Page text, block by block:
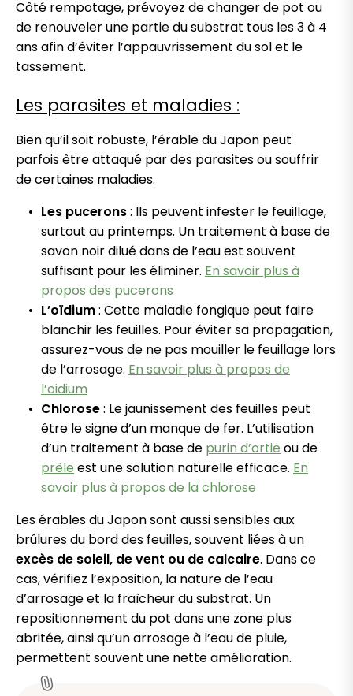
Côté rempotage, prévoyez de changer de pot ou
de renouveler une partie du substrat tous les 3 à 4
ans afin d’éviter l’appauvrissement du sol et le
tassement.
Les parasites et maladies :
Bien qu’il soit robuste, l’érable du Japon peut
parfois être attaqué par des parasites ou souffrir
de certaines maladies.
Les pucerons: Ils peuvent infester le feuillage,
surtout au printemps. Un traitement à base de
savon noir dilué dans de l’eau est souvent
suffisant pour les éliminer. En savoir plus à
propos des pucerons
L’oïdium: Cette maladie fongique peut faire
blanchir les feuilles. Pour éviter sa propagation,
assurez-vous de ne pas mouiller le feuillage lors
de l’arrosage. En savoir plus à propos de
l’oidium
Chlorose: Le jaunissement des feuilles peut
être le signe d’un manque de fer. L’utilisation
d’un traitement à base de purin d’ortie ou de
prêle est une solution naturelle efficace. En
savoir plus à propos de la chlorose
Les érables du Japon sont aussi sensibles aux
brûlures du bord des feuilles, souvent liées à un
excès de soleil, de vent ou de calcaire. Dans ce
cas, vérifiez l’exposition, la nature de l’eau
d’arrosage et la fraîcheur du substrat. Un
repositionnement du pot dans une zone plus
abritée, ainsi qu’un arrosage à l’eau de pluie,
permettent souvent une nette amélioration.